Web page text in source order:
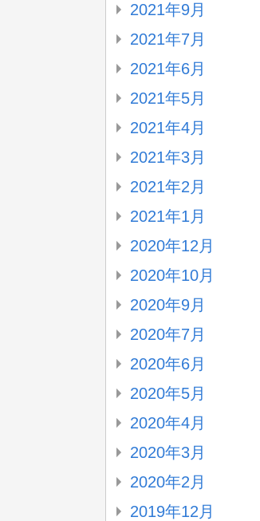
2021年9月
2021年7月
2021年6月
2021年5月
2021年4月
2021年3月
2021年2月
2021年1月
2020年12月
2020年10月
2020年9月
2020年7月
2020年6月
2020年5月
2020年4月
2020年3月
2020年2月
2019年12月